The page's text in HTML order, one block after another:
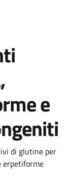
e
di glutine per
erpetiforme